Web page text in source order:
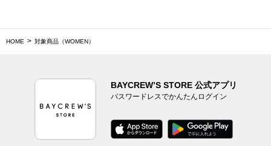
HOME 対象商品（WOMEN）
BAYCREW’S STORE 公式アプリ
パスワードレスでかんたんログイン